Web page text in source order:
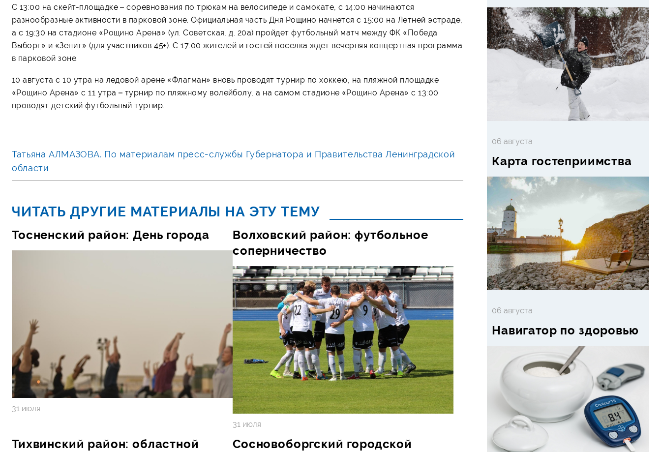
С 13:00 на скейт-площадке – соревнования по трюкам на велосипеде и самокате, с 14:00 начинаются
разнообразные активности в парковой зоне. Официальная часть Дня Рощино начнется с 15:00 на Летней эстраде,
а с 19:30 на стадионе «Рощино Арена» (ул. Советская, д. 20а) пройдет футбольный матч между ФК «Победа
Выборг» и «Зенит» (для участников 45+). С 17:00 жителей и гостей поселка ждет вечерняя концертная программа
в парковой зоне.
10 августа с 10 утра на ледовой арене «Флагман» вновь проводят турнир по хоккею, на пляжной площадке
«Рощино Арена» с 11 утра – турнир по пляжному волейболу, а на самом стадионе «Рощино Арена» с 13:00
проводят детский футбольный турнир.
Татьяна АЛМАЗОВА. По материалам пресс-службы Губернатора и Правительства Ленинградской
области
ЧИТАТЬ ДРУГИЕ МАТЕРИАЛЫ НА ЭТУ ТЕМУ
Тосненский район: День города
31 июля
Волховский район: футбольное
соперничество
31 июля
Тихвинский район: областной
Сосновоборгский городской
06 августа
Карта гостеприимства
06 августа
Навигатор по здоровью